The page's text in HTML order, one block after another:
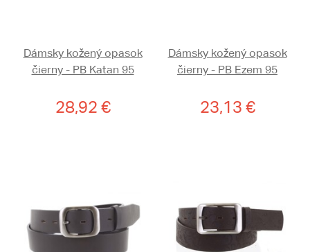
Dámsky kožený opasok
čierny - PB Katan 95
28,92 €
Dámsky kožený opasok
čierny - PB Ezem 95
23,13 €